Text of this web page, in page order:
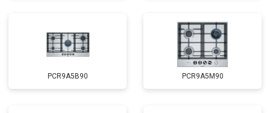
PCR9A5B90 PCR9A5M90